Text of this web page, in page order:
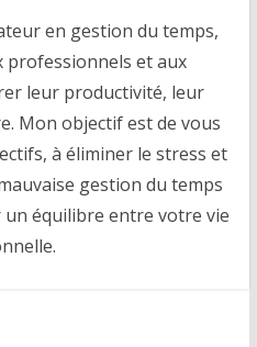
en gestion du temps,
professionnels et aux
leur productivité, leur
Mon objectif est de vous
à éliminer le stress et
gestion du temps
équilibre entre votre vie